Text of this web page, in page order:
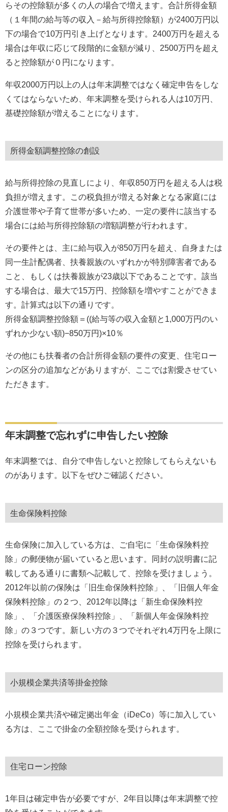
らその控除額が多くの人の場合で増えます。合計所得金額
（１年間の給与等の収入－給与所得控除額）が2400万円以
下の場合で10万円引き上げとなります。2400万円を超える
場合は年収に応じて段階的に金額が減り、2500万円を超え
ると控除額が０円になります。
年収2000万円以上の人は年末調整ではなく確定申告をしな
くてはならないため、年末調整を受けられる人は10万円、
基礎控除額が増えることになります。
所得金額調整控除の創設
給与所得控除の見直しにより、年収850万円を超える人は税
負担が増えます。この税負担が増える対象となる家庭には
介護世帯や子育て世帯が多いため、一定の要件に該当する
場合には給与所得控除額の増額調整が行われます。
その要件とは、主に給与収入が850万円を超え、自身または
同一生計配偶者、扶養親族のいずれかが特別障害者である
こと、もしくは扶養親族が23歳以下であることです。該当
する場合は、最大で15万円、控除額を増やすことができま
す。計算式は以下の通りです。
所得金額調整控除額＝((給与等の収入金額と1,000万円のい
ずれか少ない額)−850万円)×10％
その他にも扶養者の合計所得金額の要件の変更、住宅ロー
ンの区分の追加などがありますが、ここでは割愛させてい
ただきます。
年末調整で忘れずに申告したい控除
年末調整では、自分で申告しないと控除してもらえないも
のがあります。以下をぜひご確認ください。
生命保険料控除
生命保険に加入している方は、ご自宅に「生命保険料控
除」の郵便物が届いていると思います。同封の説明書に記
載してある通りに書類へ記載して、控除を受けましょう。
2012年以前の保険は「旧生命保険料控除」、「旧個人年金
保険料控除」の２つ、2012年以降は「新生命保険料控
除」、「介護医療保険料控除」、「新個人年金保険料控
除」の３つです。新しい方の３つでそれぞれ4万円を上限に
控除を受けられます。
小規模企業共済等掛金控除
小規模企業共済や確定拠出年金（iDeCo）等に加入してい
る方は、ここで掛金の全額控除を受けられます。
住宅ローン控除
1年目は確定申告が必要ですが、2年目以降は年末調整で控